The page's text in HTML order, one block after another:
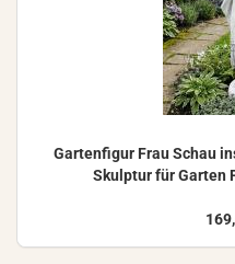
Gar­ten­fi­gur Frau Schau
Skulptur für Gar­ten